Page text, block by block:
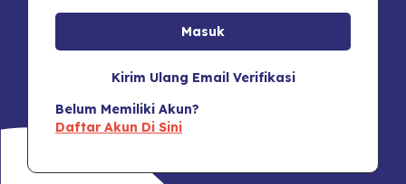
Kirim Ulang Email Verifikasi
Belum Memiliki Akun?
Daftar Akun Di Sini